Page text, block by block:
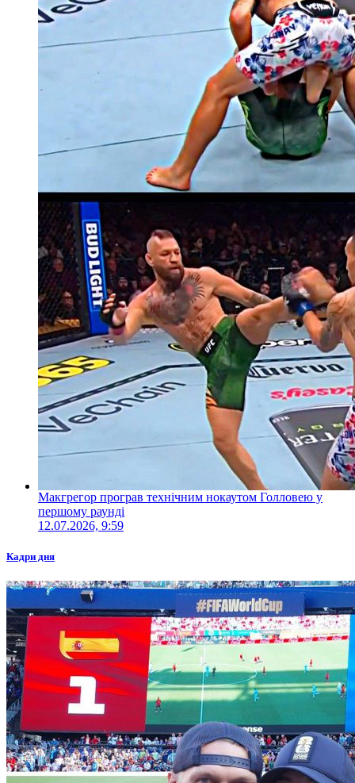
Макгрегор програв технічним нокаутом Голловею у
першому раунді
12.07.2026, 9:59
Кадри дня